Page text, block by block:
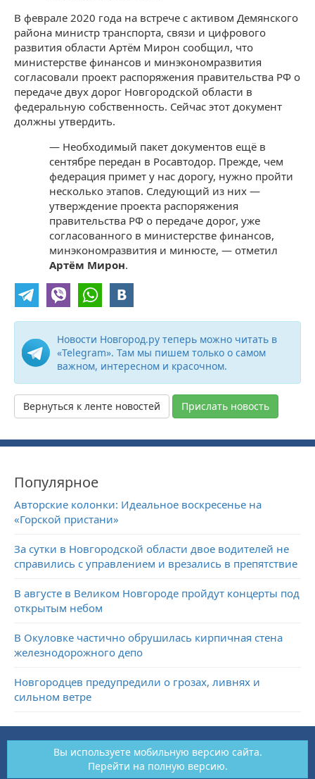
В феврале 2020 года на встрече с активом Демянского
района министр транспорта, связи и цифрового
развития области Артём Мирон сообщил, что
министерстве финансов и минэкономразвития
согласовали проект распоряжения правительства РФ о
передаче двух дорог Новгородской области в
федеральную собственность. Сейчас этот документ
должны утвердить.
— Необходимый пакет документов ещё в
сентябре передан в Росавтодор. Прежде, чем
федерация примет у нас дорогу, нужно пройти
несколько этапов. Следующий из них —
утверждение проекта распоряжения
правительства РФ о передаче дорог, уже
согласованного в министерстве финансов,
минэкономразвития и минюсте, — отметил
Артём Мирон.
Новости Новгород.ру теперь можно читать в
«Telegram». Там мы пишем только о самом
важном, интересном и красочном.
Вернуться к ленте новостей Прислать новость
Популярное
Авторские колонки: Идеальное воскресенье на
«Горской пристани»
За сутки в Новгородской области двое водителей не
справились с управлением и врезались в препятствие
В августе в Великом Новгороде пройдут концерты под
открытым небом
В Окуловке частично обрушилась кирпичная стена
железнодорожного депо
Новгородцев предупредили о грозах, ливнях и
сильном ветре
Вы используете мобильную версию сайта.
Перейти на полную версию.